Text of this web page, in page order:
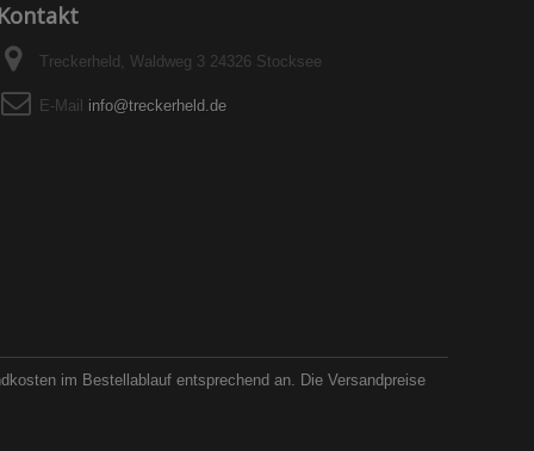
Kontakt
Treckerheld, Waldweg 3 24326 Stocksee
E-Mail info@treckerheld.de
im Bestellablauf entsprechend an. Die Versandpreise